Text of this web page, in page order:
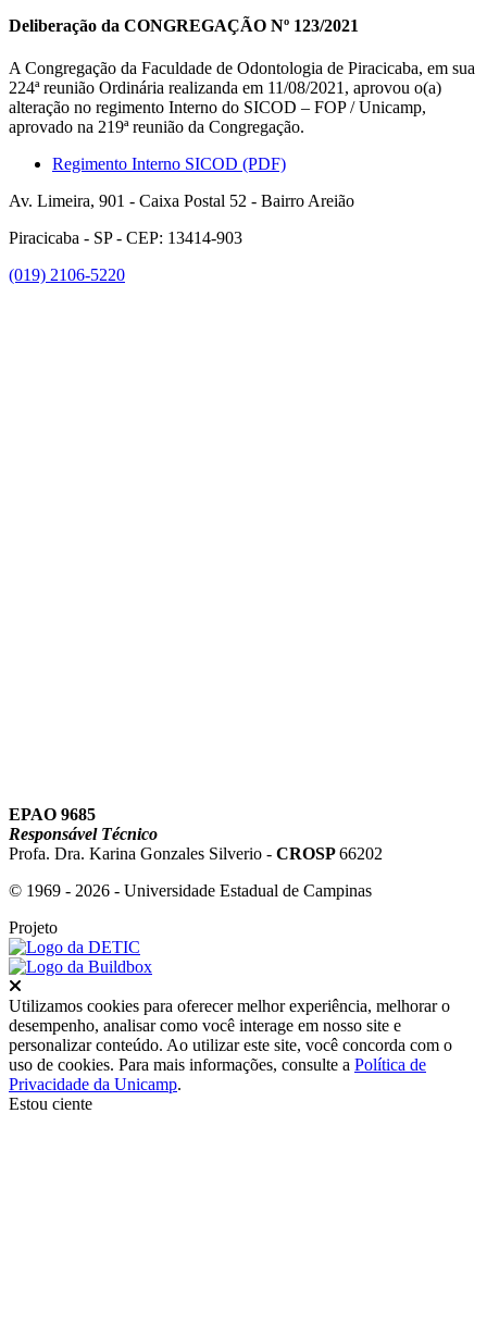
Deliberação da CONGREGAÇÃO Nº 123/2021
A Congregação da Faculdade de Odontologia de Piracicaba, em sua
224ª reunião Ordinária realizanda em 11/08/2021, aprovou o(a)
alteração no regimento Interno do SICOD – FOP / Unicamp,
aprovado na 219ª reunião da Congregação.
Regimento Interno SICOD (PDF)
Av. Limeira, 901 - Caixa Postal 52 - Bairro Areião
Piracicaba - SP - CEP: 13414-903
(019) 2106-5220
EPAO 9685
Responsável Técnico
Profa. Dra. Karina Gonzales Silverio - CROSP66202
© 1969 - 2026 - Universidade Estadual de Campinas
Projeto
Utilizamos cookies para oferecer melhor experiência, melhorar o
desempenho, analisar como você interage em nosso site e
personalizar conteúdo. Ao utilizar este site, você concorda com o
uso de cookies. Para mais informações, consulte a Política de
Privacidade da Unicamp.
Estou ciente